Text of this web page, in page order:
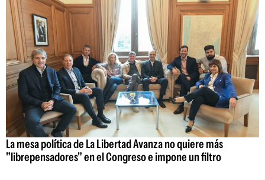
La mesa política de La Libertad Avanza no quiere más
"librepensadores" en el Congreso e impone un filtro